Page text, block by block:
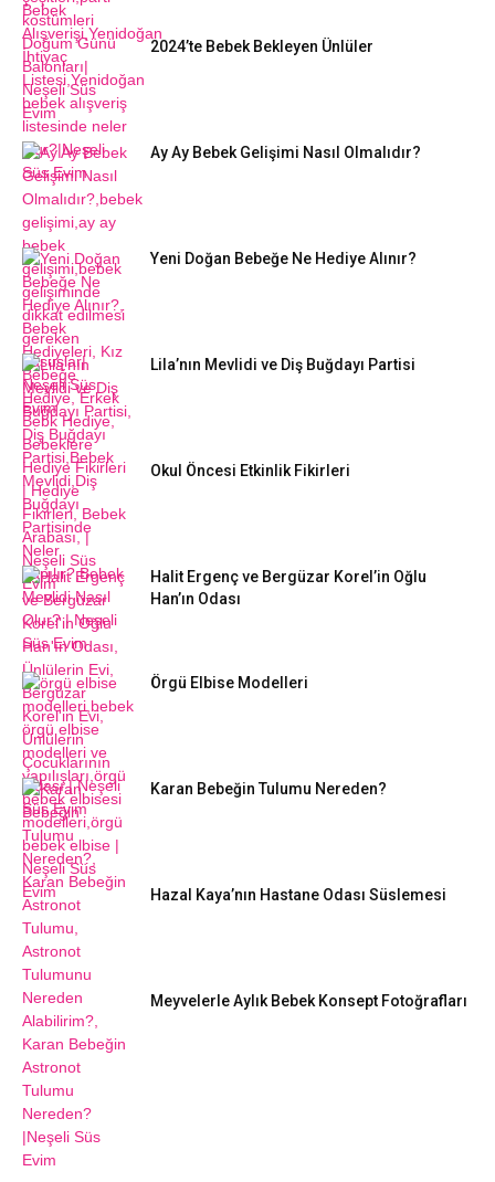
2024’te Bebek Bekleyen Ünlüler
Ay Ay Bebek Gelişimi Nasıl Olmalıdır?
Yeni Doğan Bebeğe Ne Hediye Alınır?
Lila’nın Mevlidi ve Diş Buğdayı Partisi
Okul Öncesi Etkinlik Fikirleri
Halit Ergenç ve Bergüzar Korel’in Oğlu
Han’ın Odası
Örgü Elbise Modelleri
Karan Bebeğin Tulumu Nereden?
Hazal Kaya’nın Hastane Odası Süslemesi
Meyvelerle Aylık Bebek Konsept Fotoğrafları